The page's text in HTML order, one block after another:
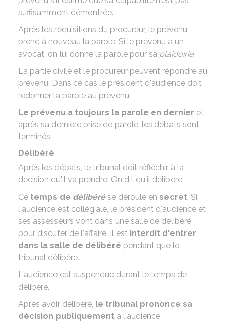
suffisamment démontrée.
Après les réquisitions du procureur, le prévenu
prend à nouveau la parole. Si le prévenu a un
avocat, on lui donne la parole pour sa plaidoirie.
La partie civile et le procureur peuvent répondre au
prévenu. Dans ce cas le président d'audience doit
redonner la parole au prévenu.
Le prévenu a toujours la parole en dernier et
après sa dernière prise de parole, les débats sont
terminés.
Délibéré
Après les débats, le tribunal doit réfléchir à la
décision qu'il va prendre. On dit qu'il délibère.
Ce temps de délibérése déroule en secret. Si
l'audience est collégiale, le président d'audience et
ses assesseurs vont dans une salle de délibéré
pour discuter de l'affaire. Il est interdit d'entrer
dans la salle de délibéré pendant que le
tribunal délibère.
L'audience est suspendue durant le temps de
délibéré.
Après avoir délibéré, le tribunal prononce sa
décision publiquement à l'audience.